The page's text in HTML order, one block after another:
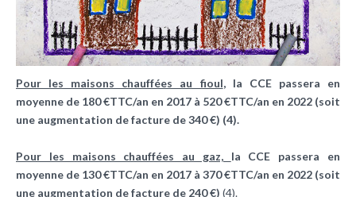
Pour les maisons chauffées au fioul, la CCE passera en
moyenne de 180 €TTC/an en 2017 à 520 €TTC/an en 2022 (soit
une augmentation de facture de 340 €) (4).
Pour les maisons chauffées au gaz, la CCE passera en
moyenne de 130 €TTC/an en 2017 à 370 €TTC/an en 2022 (soit
une augmentation de facture de 240 €) (4).